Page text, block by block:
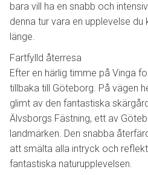
bara vill ha en snabb och
denna tur vara en upplevelse
länge.
Fartfylld återresa
Efter en härlig timme på Vinga
tillbaka till Göteborg. På vägen
glimt av den fantastiska
Älvsborgs Fästning, ett av
landmärken. Den snabba
att smälta alla intryck och
fantastiska naturupplevelsen.